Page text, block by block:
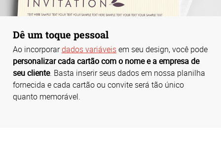
Dê um toque pessoal
Ao incorporardados variáveisem seu design, você pode
personalizar cada cartão com o nome e a empresa de
seu cliente. Basta inserir seus dados em nossa planilha
fornecida e cada cartão ou convite será tão único
quanto memorável.